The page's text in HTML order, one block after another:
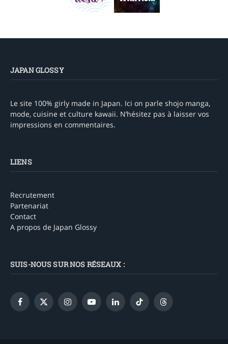
JAPAN GLOSSY
Le site 100% girly made in Japan. Ici on parle shojo manga,
mode, cuisine et culture kawaii. N’hésitez pas à laisser vos
impressions en commentaires.
LIENS
Recrutement
Partenariat
Contact
A propos de Japan Glossy
SUIS-NOUS SUR NOS RÉSEAUX :
Facebook
X
InstagramYouTubeLinkedInTikTok Threads